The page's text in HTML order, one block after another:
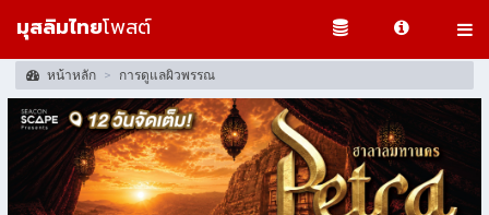
มุสลิมไทยโพสต์
หน้าหลัก การดูแลผิวพรรณ